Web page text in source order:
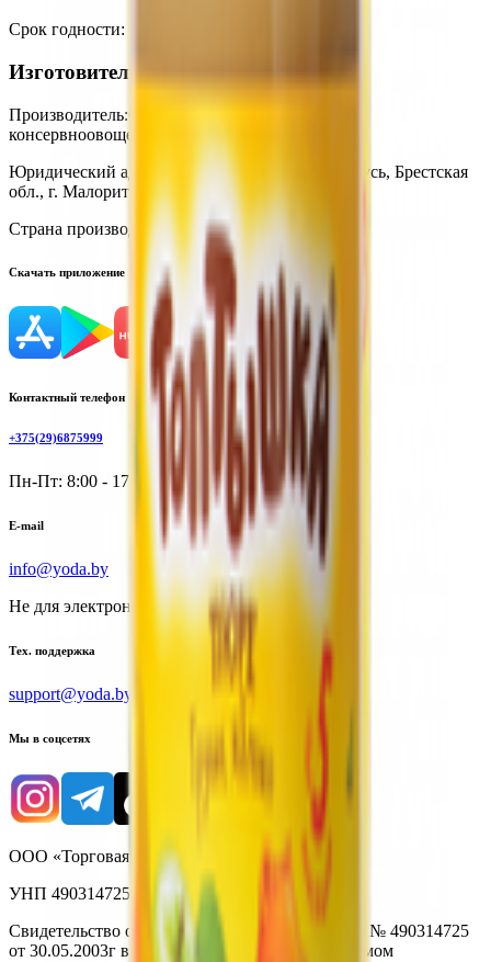
Срок годности:
Изготовитель
Производитель:
консервноовощесушильный комбинат»
Юридический адрес:
225903, Республика Беларусь, Брестская
обл., г. Малорита, ул. Заводская, 9
Страна производства:Республика Беларусь
Скачать приложение
Контактный телефон
+375(29)6875999
Пн-Пт: 8:00 - 17:00
E-mail
info@yoda.by
Не для электронных обращений
Тех. поддержка
support@yoda.by
Мы в соцсетях
ООО «Торговая сеть «Продмир»
УНП 490314725
Свидетельство о государственной регистрации № 490314725
от 30.05.2003г выдано Гомельским облисполкомом